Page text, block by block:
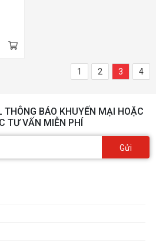
1 2 3 4
BÁO KHUYẾN MẠI HOẶC
TƯ VẤN MIỄN PHÍ
Gửi